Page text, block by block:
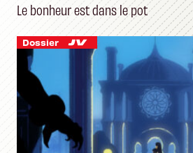
Le bonheur est dans le pot
Dossier